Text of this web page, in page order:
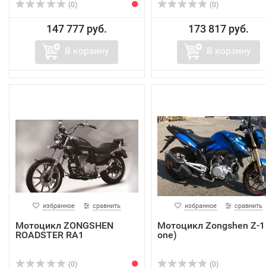
(0)
147 777 руб.
В корзину
(0)
173 817 руб.
В корзину
избранное сравнить
Мотоцикл ZONGSHEN
ROADSTER RA1
(0)
избранное сравнить
Мотоцикл Zongshen Z-
one)
(0)